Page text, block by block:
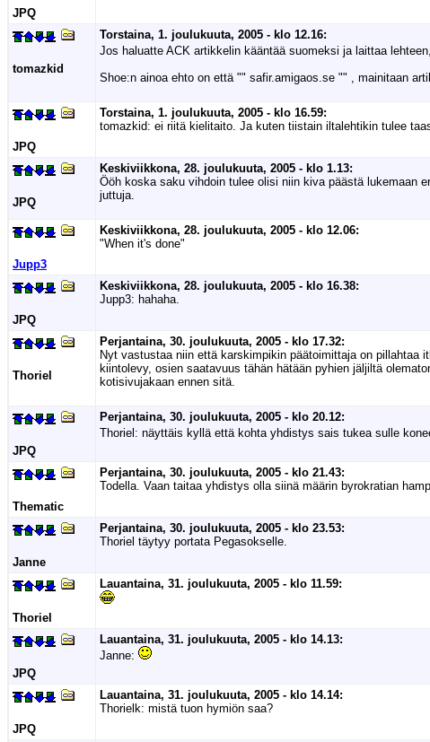
JPQ
tomazkid
Torstaina, 1. joulukuuta, 2005 - klo 12.16:
Jos haluatte ACK artikkelin kääntää suomeksi ja laittaa
Shoe:n ainoa ehto on että "" safir.amigaos.se "" , mainitaan
JPQ
Torstaina, 1. joulukuuta, 2005 - klo 16.59:
tomazkid: ei riitä kielitaito. Ja kuten tiistain iltalehtikin tulee
JPQ
Keskiviikkona, 28. joulukuuta, 2005 - klo 1.13:
Ööh koska saku vihdoin tulee olisi niin kiva päästä lukemaan
juttuja.
Jupp3
Keskiviikkona, 28. joulukuuta, 2005 - klo 12.06:
"When it's done"
JPQ
Keskiviikkona, 28. joulukuuta, 2005 - klo 16.38:
Jupp3: hahaha.
Thoriel
Perjantaina, 30. joulukuuta, 2005 - klo 17.32:
Nyt vastustaa niin että karskimpikin päätoimittaja on
kiintolevy, osien saatavuus tähän hätään pyhien jäljiltä
kotisivujakaan ennen sitä.
JPQ
Perjantaina, 30. joulukuuta, 2005 - klo 20.12:
Thoriel: näyttäis kyllä että kohta yhdistys sais tukea sulle
Thematic
Perjantaina, 30. joulukuuta, 2005 - klo 21.43:
Todella. Vaan taitaa yhdistys olla siinä määrin byrokratian
Janne
Perjantaina, 30. joulukuuta, 2005 - klo 23.53:
Thoriel täytyy portata Pegasokselle.
Thoriel
Lauantaina, 31. joulukuuta, 2005 - klo 11.59:
JPQ
Lauantaina, 31. joulukuuta, 2005 - klo 14.13:
Janne:
JPQ
Lauantaina, 31. joulukuuta, 2005 - klo 14.14:
Thorielk: mistä tuon hymiön saa?